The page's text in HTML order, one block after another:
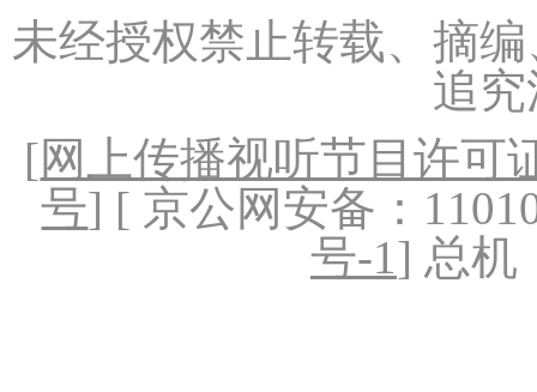
未经授权禁止转载、摘
追
[网上传播视听节目许可
号] [ 京公网安备：
号-1] 总机